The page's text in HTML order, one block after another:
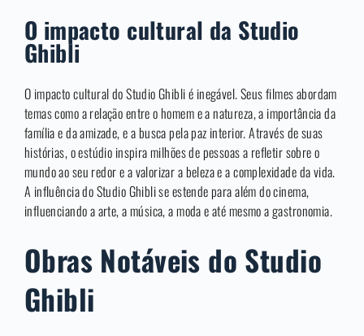
O impacto cultural da Studio
Ghibli
O impacto cultural do Studio Ghibli é inegável. Seus filmes abordam
temas como a relação entre o homem e a natureza, a importância da
família e da amizade, e a busca pela paz interior. Através de suas
histórias, o estúdio inspira milhões de pessoas a refletir sobre o
mundo ao seu redor e a valorizar a beleza e a complexidade da vida.
A influência do Studio Ghibli se estende para além do cinema,
influenciando a arte, a música, a moda e até mesmo a gastronomia.
Obras Notáveis do Studio
Ghibli